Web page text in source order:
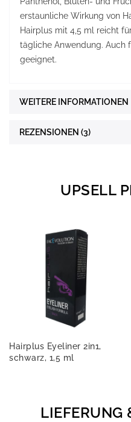
erstaunliche Wirkung von
Hairplus mit 4,5 ml reicht
tägliche Anwendung. Auch
geeignet.
WEITERE INFORMATIONEN
REZENSIONEN 3
UPSELL
Hairplus Eyeliner 2in1,
schwarz, 1,5 ml
LIEFERUNG